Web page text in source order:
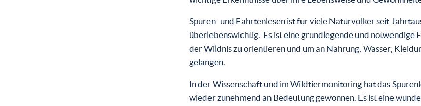
Spuren- und Fährtenlesen ist für viele Naturvölker seit
überlebenswichtig. Es ist eine grundlegende und notwendige
der Wildnis zu orientieren und um an Nahrung, Wasser,
gelangen.
In der Wissenschaft und im Wildtiermonitoring hat das
wieder zunehmend an Bedeutung gewonnen. Es ist eine